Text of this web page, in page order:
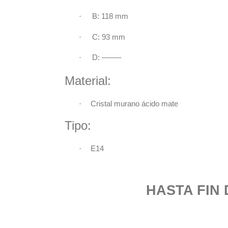
· B: 118 mm
· C: 93 mm
· D: ——–
Material:
· Cristal murano ácido mate
Tipo:
· E14
HASTA FIN DE